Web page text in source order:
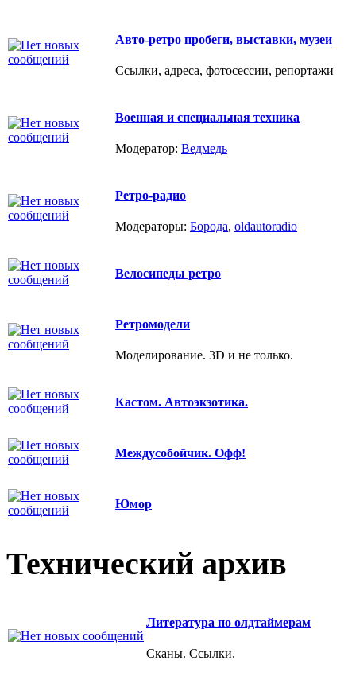
Авто-ретро пробеги, выставки, музеи
Ссылки, адреса, фотосессии, репортажи
Военная и специальная техника
Модератор: Ведмедь
Ретро-радио
Модераторы: Борода, oldautoradio
Велосипеды ретро
Ретромодели
Моделирование. 3D и не только.
Кастом. Автоэкзотика.
Междусобойчик. Офф!
Юмор
Технический архив
Литература по олдтаймерам
Сканы. Ссылки.